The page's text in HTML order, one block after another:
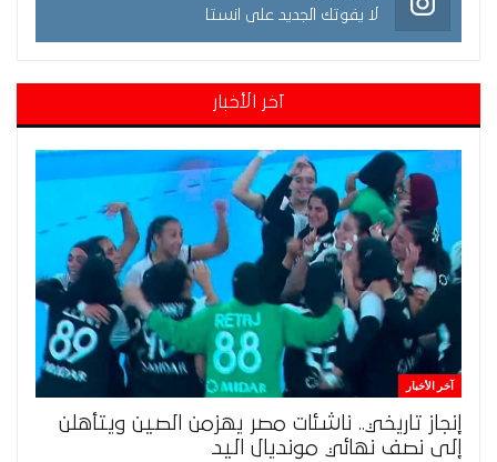
لا يفوتك الجديد على انستا
آخر الأخبار
آخر الأخبار
إنجاز تاريخي.. ناشئات مصر يهزمن الصين ويتأهلن
إلى نصف نهائي مونديال اليد